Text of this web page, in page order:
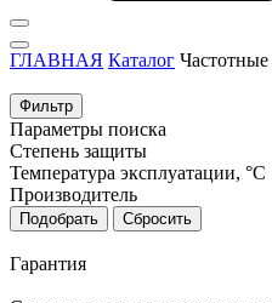
ГЛАВНАЯ Каталог Частотные
Фильтр
Параметры поиска
Степень защиты
Температура эксплуатации, °С
Производитель
Подобрать Сбросить
Гарантия